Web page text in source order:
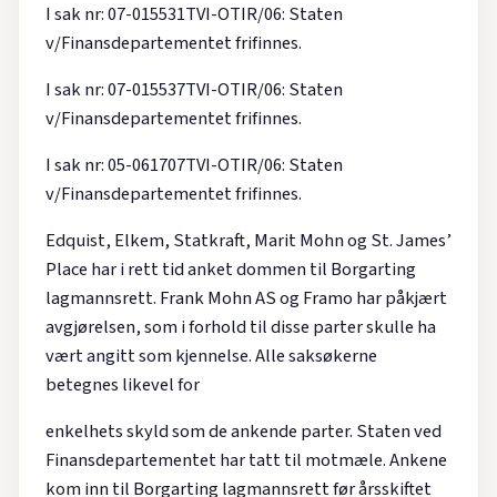
I sak nr: 07-015531TVI-OTIR/06: Staten
v/Finansdepartementet frifinnes.
I sak nr: 07-015537TVI-OTIR/06: Staten
v/Finansdepartementet frifinnes.
I sak nr: 05-061707TVI-OTIR/06: Staten
v/Finansdepartementet frifinnes.
Edquist, Elkem, Statkraft, Marit Mohn og St. James’
Place har i rett tid anket dommen til Borgarting
lagmannsrett. Frank Mohn AS og Framo har påkjært
avgjørelsen, som i forhold til disse parter skulle ha
vært angitt som kjennelse. Alle saksøkerne
betegnes likevel for
enkelhets skyld som de ankende parter. Staten ved
Finansdepartementet har tatt til motmæle. Ankene
kom inn til Borgarting lagmannsrett før årsskiftet